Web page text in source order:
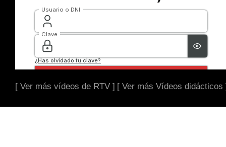
[ Ver más vídeos de RTV ] [ Ver más Vídeos didácticos